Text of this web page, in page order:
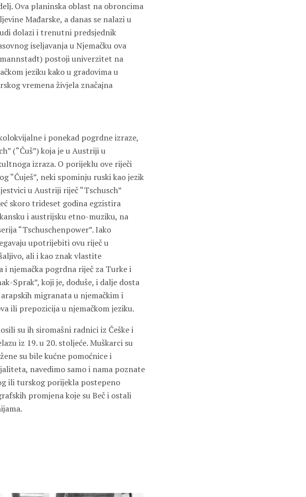
Ova planinska oblast na obroncima
Mađarske, a danas se nalazi u
dolazi i trenutni predsjednik
iseljavanja u Njemačku ova
postoji univerzitet na
jeziku kako u gradovima u
vremena živjela značajna
i ponekad pogrdne izraze,
(“Čuš”) koja je u Austriji u
izraza. O porijeklu ove riječi
“Čuješ”, neki spominju ruski kao jezik
u Austriji riječ “Tschusch”
skoro trideset godina egzistira
i austrijsku etno-muziku, na
“Tschuschenpower”. Iako
upotrijebiti ovu riječ u
ali i kao znak vlastite
i njemačka pogrdna riječ za Turke i
Sprak”, koji je, doduše, i dalje dosta
migranata u njemačkim i
ili prepozicija u njemačkom jeziku.
su ih siromašni radnici iz Češke i
iz 19. u 20. stoljeće. Muškarci su
su bile kućne pomoćnice i
navedimo samo i nama poznate
ili turskog porijekla postepeno
promjena koje su Beč i ostali